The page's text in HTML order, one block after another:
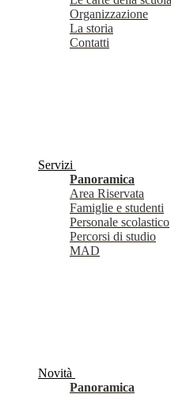
Organizzazione
La storia
Contatti
Servizi
Panoramica
Area Riservata
Famiglie e studenti
Personale scolastico
Percorsi di studio
MAD
Novità
Panoramica